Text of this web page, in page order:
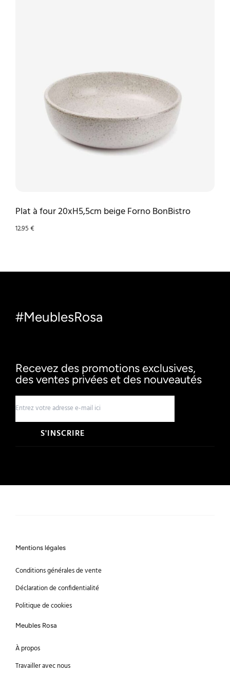
Plat à four 20xH5,5cm beige Forno BonBistro
12.95€
#MeublesRosa
Recevez des promotions exclusives,
des ventes privées et des nouveautés
S'INSCRIRE
Mentions légales
Conditions générales de vente
Déclaration de confidentialité
Politique de cookies
Meubles Rosa
À propos
Travailler avec nous